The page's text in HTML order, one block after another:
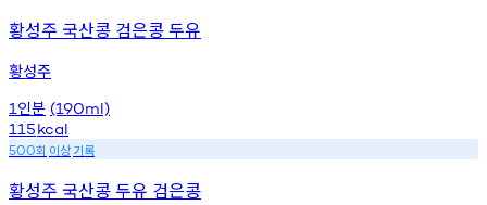
황성주 국산콩 검은콩 두유
황성주
1 인분 (190ml)
115kcal
500회 이상기록
황성주 국산콩 두유 검은콩